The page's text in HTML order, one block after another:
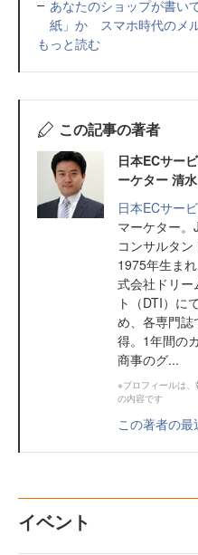
あなたのショップが書い
紙」か スマホ時代のメ
もっと読む
この記事の著者
日本ECサー
ーケター 清
日本ECサー
マーケター。
コンサルタン
1975年生ま
式会社ドリー
ト（DTI）に
め、各専門誌
得。1年間の
商事のグ...
※プロフィールは
の内容です
この著者の
イベント